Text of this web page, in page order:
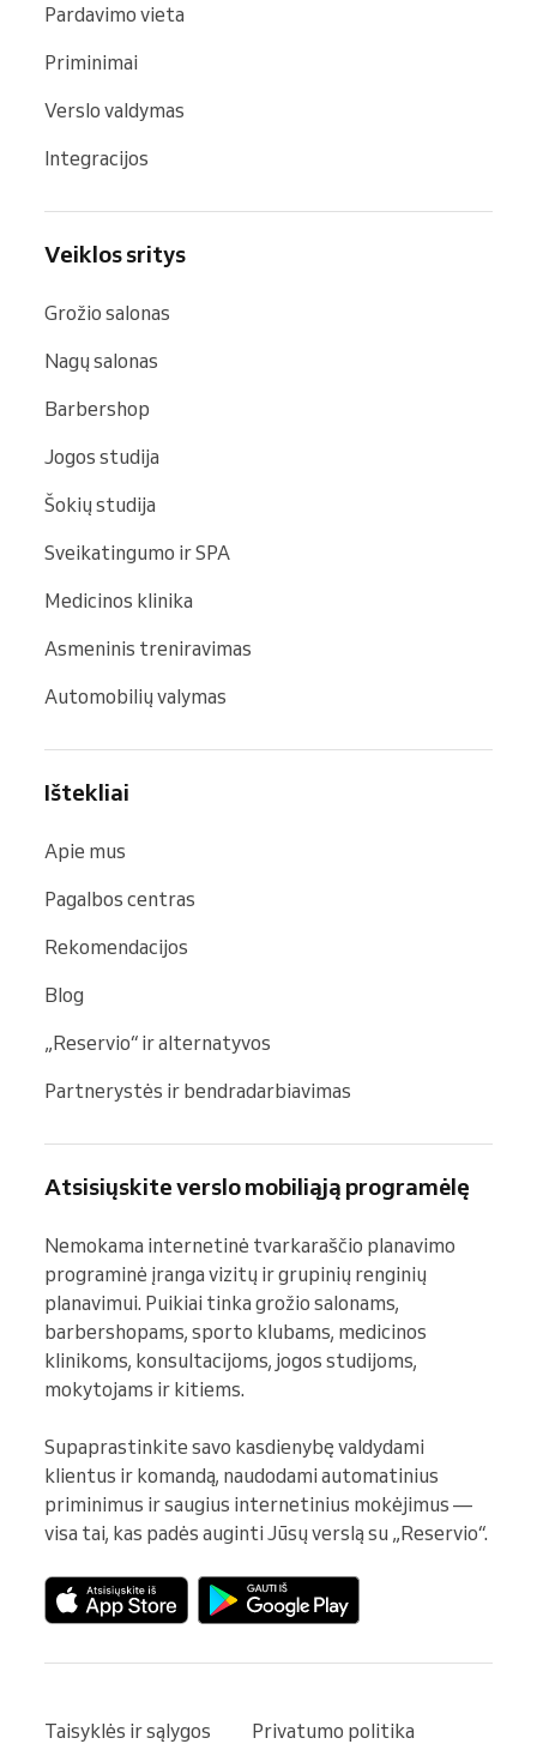
Pardavimo vieta
Priminimai
Verslo valdymas
Integracijos
Veiklos sritys
Grožio salonas
Nagų salonas
Barbershop
Jogos studija
Šokių studija
Sveikatingumo ir SPA
Medicinos klinika
Asmeninis treniravimas
Automobilių valymas
Ištekliai
Apie mus
Pagalbos centras
Rekomendacijos
Blog
„Reservio“ ir alternatyvos
Partnerystės ir bendradarbiavimas
Atsisiųskite verslo mobiliąją programėlę
Nemokama internetinė tvarkaraščio planavimo
programinė įranga vizitų ir grupinių renginių
planavimui. Puikiai tinka grožio salonams,
barbershopams, sporto klubams, medicinos
klinikoms, konsultacijoms, jogos studijoms,
mokytojams ir kitiems.
Supaprastinkite savo kasdienybę valdydami
klientus ir komandą, naudodami automatinius
priminimus ir saugius internetinius mokėjimus —
visa tai, kas padės auginti Jūsų verslą su „Reservio“.
Taisyklės ir sąlygos Privatumo politika